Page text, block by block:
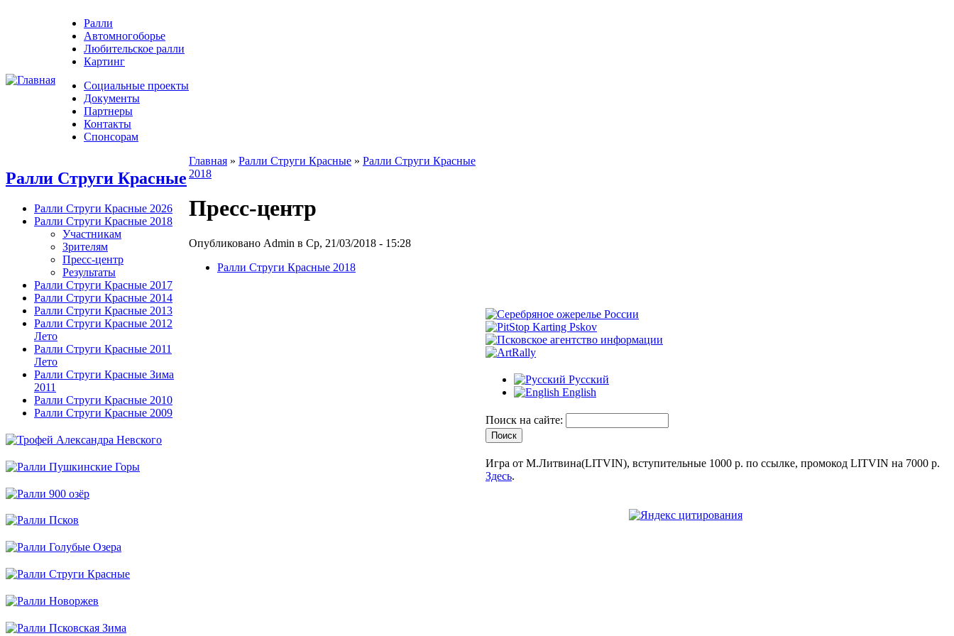
Ралли
Автомногоборье
Любительское ралли
Картинг
Социальные проекты
Документы
Партнеры
Контакты
Спонсорам
Ралли Струги Красные
Ралли Струги Красные 2026
Ралли Струги Красные 2018
Участникам
Зрителям
Пресс-центр
Результаты
Ралли Струги Красные 2017
Ралли Струги Красные 2014
Ралли Струги Красные 2013
Ралли Струги Красные 2012
Лето
Ралли Струги Красные 2011
Лето
Ралли Струги Красные Зима
2011
Ралли Струги Красные 2010
Ралли Струги Красные 2009
Главная » Ралли Струги Красные » Ралли Струги Красные
2018
Пресс-центр
Опубликовано Admin в Ср, 21/03/2018 - 15:28
Ралли Струги Красные 2018
Русский
English
Поиск на сайте:
Игра от М.Литвина(LITVIN), вступительные 1000 р. по ссылке, промокод LITVIN на 7000 р.
Здесь.